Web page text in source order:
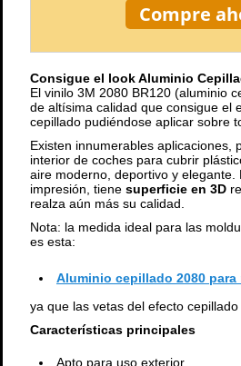
Compre
Consigue el look Aluminio
El vinilo 3M 2080 BR120 (aluminio
de altísima calidad que consigue el
cepillado pudiéndose aplicar sobre
Existen innumerables aplicaciones,
interior de coches para cubrir
aire moderno, deportivo y elegante.
impresión, tiene superficie en 3D
realza aún más su calidad.
Nota: la medida ideal para las
es esta:
Aluminio cepillado 2080
ya que las vetas del efecto cepillado
Características principales
Apto para uso exterior